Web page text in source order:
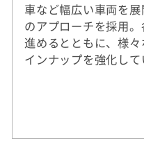
車など幅広い車両を展
のアプローチを採用
進めるとともに、様
インナップを強化して